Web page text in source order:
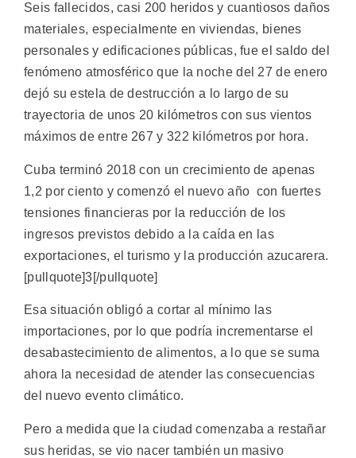
Seis fallecidos, casi 200 heridos y cuantiosos daños
materiales, especialmente en viviendas, bienes
personales y edificaciones públicas, fue el saldo del
fenómeno atmosférico que la noche del 27 de enero
dejó su estela de destrucción a lo largo de su
trayectoria de unos 20 kilómetros con sus vientos
máximos de entre 267 y 322 kilómetros por hora.
Cuba terminó 2018 con un crecimiento de apenas
1,2 por ciento y comenzó el nuevo año con fuertes
tensiones financieras por la reducción de los
ingresos previstos debido a la caída en las
exportaciones, el turismo y la producción azucarera.
[pullquote]3[/pullquote]
Esa situación obligó a cortar al mínimo las
importaciones, por lo que podría incrementarse el
desabastecimiento de alimentos, a lo que se suma
ahora la necesidad de atender las consecuencias
del nuevo evento climático.
Pero a medida que la ciudad comenzaba a restañar
sus heridas, se vio nacer también un masivo